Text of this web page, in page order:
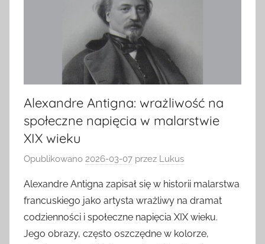
Alexandre Antigna: wrażliwość na
społeczne napięcia w malarstwie
XIX wieku
Opublikowano 2026-03-07 przez Lukus
Alexandre Antigna zapisał się w historii malarstwa
francuskiego jako artysta wrażliwy na dramat
codzienności i społeczne napięcia XIX wieku.
Jego obrazy, często oszczędne w kolorze,